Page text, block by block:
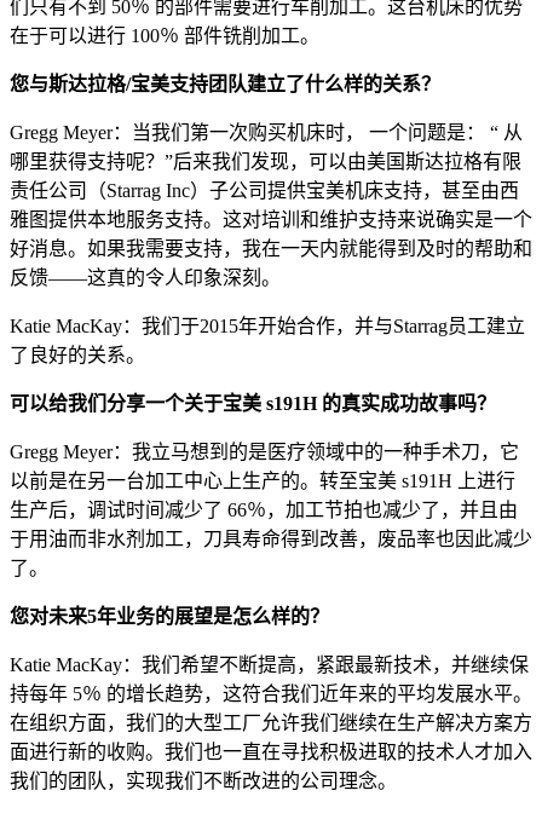
们只有不到 50％ 的部件需要进行车削加工。这台机床的优势
在于可以进行 100％ 部件铣削加工。
您与斯达拉格/宝美支持团队建立了什么样的关系？
Gregg Meyer：当我们第一次购买机床时， 一个问题是： “ 从
哪里获得支持呢？”后来我们发现，可以由美国斯达拉格有限
责任公司（Starrag Inc）子公司提供宝美机床支持，甚至由西
雅图提供本地服务支持。这对培训和维护支持来说确实是一个
好消息。如果我需要支持，我在一天内就能得到及时的帮助和
反馈——这真的令人印象深刻。
Katie MacKay：我们于2015年开始合作，并与Starrag员工建立
了良好的关系。
可以给我们分享一个关于宝美 s191H 的真实成功故事吗？
Gregg Meyer：我立马想到的是医疗领域中的一种手术刀，它
以前是在另一台加工中心上生产的。转至宝美 s191H 上进行
生产后，调试时间减少了 66％，加工节拍也减少了，并且由
于用油而非水剂加工，刀具寿命得到改善，废品率也因此减少
了。
您对未来5年业务的展望是怎么样的？
Katie MacKay：我们希望不断提高，紧跟最新技术，并继续保
持每年 5％ 的增长趋势，这符合我们近年来的平均发展水平。
在组织方面，我们的大型工厂允许我们继续在生产解决方案方
面进行新的收购。我们也一直在寻找积极进取的技术人才加入
我们的团队，实现我们不断改进的公司理念。